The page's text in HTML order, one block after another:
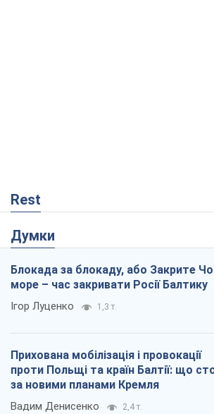
Rest
Думки
Блокада за блокаду, або Закрите
море – час закривати Росії Балтику
Ігор Луценко 1,3 т.
Прихована мобілізація і провокації
проти Польщі та країн Балтії: що
за новими планами Кремля
Вадим Денисенко 2,4 т.